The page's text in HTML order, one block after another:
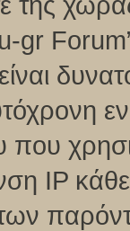
gr
που
IP